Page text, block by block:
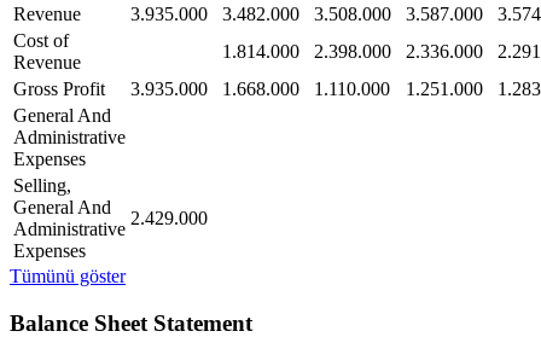
Revenue
3.935.000 3.482.000 3.508.000 3.587.000
Cost of
Revenue
1.814.000 2.398.000 2.336.000
Gross Profit
3.935.000 1.668.000 1.110.000 1.251.000
General And
Administrative
Expenses
Selling,
General And
Administrative
Expenses
2.429.000
Tümünü göster
Balance Sheet Statement